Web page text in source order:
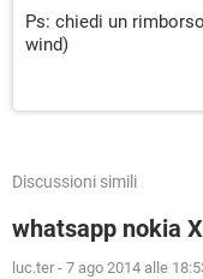
Ps: chiedi un
wind)
Discussioni simili
whatsapp nokia
luc.ter - 7 ago 2014 alle